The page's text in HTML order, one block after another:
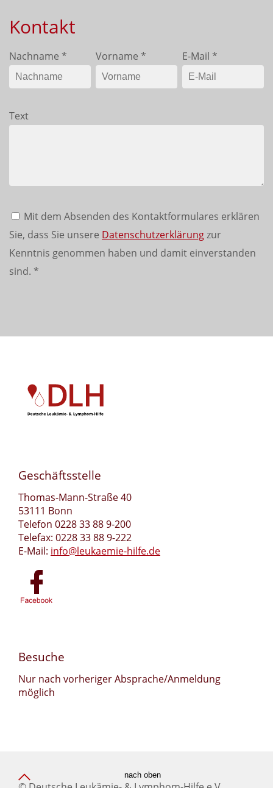
Kontakt
Nachname * Vorname * E-Mail *
Text
Mit dem Absenden des Kontaktformulares erklären
Sie, dass Sie unsere Datenschutzerklärungzur
Kenntnis genommen haben und damit einverstanden
sind. *
Geschäftsstelle
Thomas-Mann-Straße 40
53111 Bonn
Telefon 0228 33 88 9-200
Telefax: 0228 33 88 9-222
E-Mail: info@leukaemie-hilfe.de
Besuche
Nur nach vorheriger Absprache/Anmeldung
möglich
nach oben